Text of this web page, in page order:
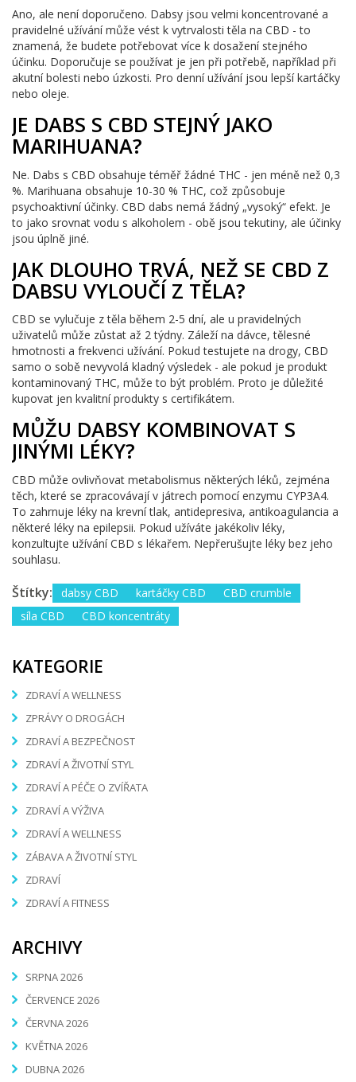
Ano, ale není doporučeno. Dabsy jsou velmi koncentrované a
pravidelné užívání může vést k vytrvalosti těla na CBD - to
znamená, že budete potřebovat více k dosažení stejného
účinku. Doporučuje se používat je jen při potřebě, například při
akutní bolesti nebo úzkosti. Pro denní užívání jsou lepší kartáčky
nebo oleje.
JE DABS S CBD STEJNÝ JAKO
MARIHUANA?
Ne. Dabs s CBD obsahuje téměř žádné THC - jen méně než 0,3
%. Marihuana obsahuje 10-30 % THC, což způsobuje
psychoaktivní účinky. CBD dabs nemá žádný „vysoký“ efekt. Je
to jako srovnat vodu s alkoholem - obě jsou tekutiny, ale účinky
jsou úplně jiné.
JAK DLOUHO TRVÁ, NEŽ SE CBD Z
DABSU VYLOUČÍ Z TĚLA?
CBD se vylučuje z těla během 2-5 dní, ale u pravidelných
uživatelů může zůstat až 2 týdny. Záleží na dávce, tělesné
hmotnosti a frekvenci užívání. Pokud testujete na drogy, CBD
samo o sobě nevyvolá kladný výsledek - ale pokud je produkt
kontaminovaný THC, může to být problém. Proto je důležité
kupovat jen kvalitní produkty s certifikátem.
MŮŽU DABSY KOMBINOVAT S
JINÝMI LÉKY?
CBD může ovlivňovat metabolismus některých léků, zejména
těch, které se zpracovávají v játrech pomocí enzymu CYP3A4.
To zahrnuje léky na krevní tlak, antidepresiva, antikoagulancia a
některé léky na epilepsii. Pokud užíváte jakékoliv léky,
konzultujte užívání CBD s lékařem. Nepřerušujte léky bez jeho
souhlasu.
Štítky: dabsy CBD kartáčky CBD
CBD crumble
síla CBD
CBD koncentráty
KATEGORIE
ZDRAVÍ A WELLNESS
ZPRÁVY O DROGÁCH
ZDRAVÍ A BEZPEČNOST
ZDRAVÍ A ŽIVOTNÍ STYL
ZDRAVÍ A PÉČE O ZVÍŘATA
ZDRAVÍ A VÝŽIVA
ZDRAVÍ A WELLNESS
ZÁBAVA A ŽIVOTNÍ STYL
ZDRAVÍ
ZDRAVÍ A FITNESS
ARCHIVY
SRPNA 2026
ČERVENCE 2026
ČERVNA 2026
KVĚTNA 2026
DUBNA 2026